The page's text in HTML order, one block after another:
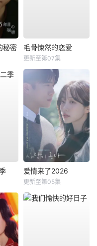
秘密 毛骨悚然的恋爱
更新至第07集
爱情来了2026
更新至第05集